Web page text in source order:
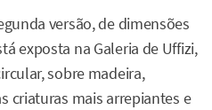
versão, de dimensões
exposta na Galeria de Uffizi,
sobre madeira,
criaturas mais arrepiantes e